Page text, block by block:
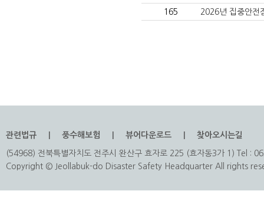
165 2026년 집중안전
관련법규 풍수해보험 뷰어다운로드 찾아오시는길
(54968) 전북특별자치도 전주시 완산구 효자로 225 (효자동3가 1) Tel :
Copyright © Jeollabuk-do Disaster Safety Headquarter All rights